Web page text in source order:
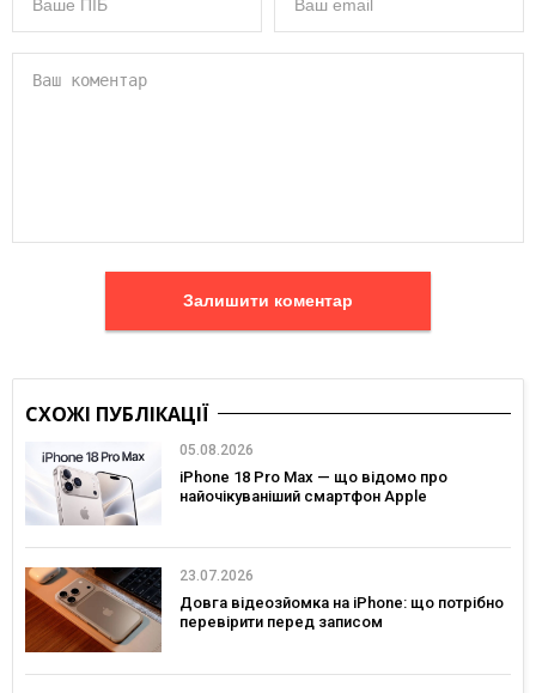
Залишити коментар
СХОЖІ ПУБЛІКАЦІЇ
05.08.2026
iPhone 18 Pro Max — що відомо про
найочікуваніший смартфон Apple
23.07.2026
Довга відеозйомка на iPhone: що потрібно
перевірити перед записом